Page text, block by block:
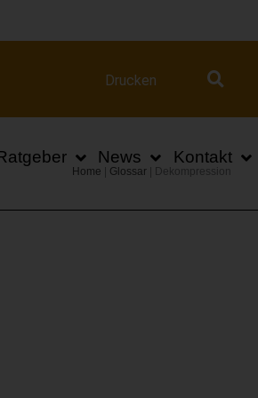
Drucken
News Kontakt
Home Glossar| Dekompression
Dialog geschlossen. Seine Funktionalität ist